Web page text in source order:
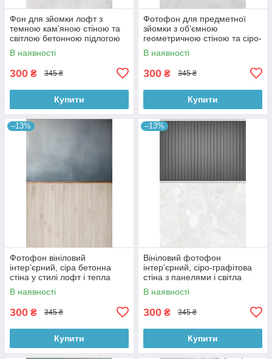
Фон для зйомки лофт з
темною кам’яною стіною та
світлою бетонною підлогою
60×90 см, №57331
В наявності
300 ₴ 345 ₴
Купити
Фотофон для предметної
зйомки з об’ємною
геометричною стіною та сіро-
бетонною підлогою 60×90
см, №57397
В наявності
300 ₴ 345 ₴
Купити
–13%
Фотофон вініловий
інтер’єрний, сіра бетонна
стіна у стилі лофт і тепла
дерев’яна підлога 60×90 см,
№57097
В наявності
300 ₴ 345 ₴
Купити
–13%
Вініловий фотофон
інтер’єрний, сіро-графітова
стіна з панелями і світла
мармурова підлога 60×90 см,
№57101
В наявності
300 ₴ 345 ₴
Купити